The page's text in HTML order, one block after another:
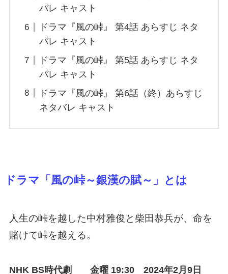
バレ キャスト
ドラマ『風の峠』 第4話 あらすじ ネタ
バレ キャスト
ドラマ『風の峠』 第5話 あらすじ ネタ
バレ キャスト
ドラマ『風の峠』 第6話（終）あらすじ
ネタバレ キャスト
ドラマ「風の峠～銀漢の賦～」とは
人生の峠を越した中村雅俊と柴田恭兵が、命を
賭けて峠を越える。
NHK BS時代劇 金曜 19:30 2024年2月9日